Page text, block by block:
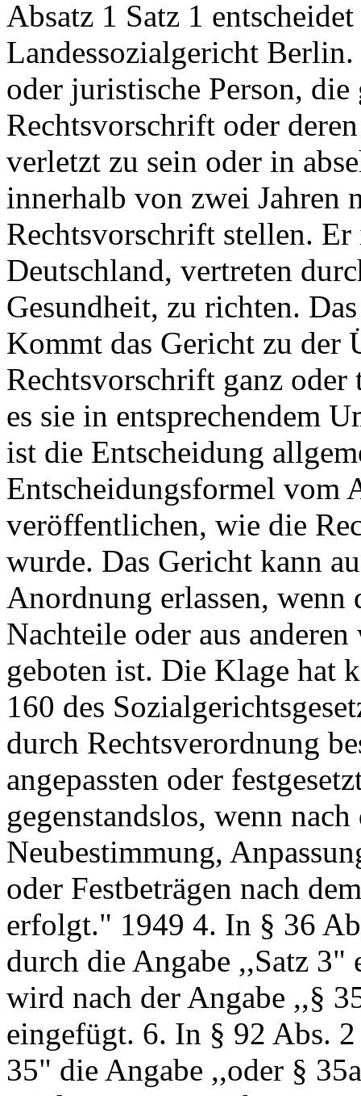
Absatz 1 Satz 1
Landessozialgericht
oder juristische Person,
Rechtsvorschrift oder
verletzt zu sein oder in
innerhalb von zwei Jahren
Rechtsvorschrift stellen.
Deutschland, vertreten
Gesundheit, zu richten.
Kommt das Gericht zu der
Rechtsvorschrift ganz
es sie in entsprechendem
ist die Entscheidung
Entscheidungsformel vom
veröffentlichen, wie die
wurde. Das Gericht kann
Anordnung erlassen, wenn
Nachteile oder aus
geboten ist. Die Klage hat
160 des
durch Rechtsverordnung
angepassten oder
gegenstandslos, wenn
Neubestimmung,
oder Festbeträgen nach
erfolgt." 1949 4. In § 36
durch die Angabe ,,Satz 3"
wird nach der Angabe ,,§
eingefügt. 6. In § 92 Abs.
35" die Angabe ,,oder §